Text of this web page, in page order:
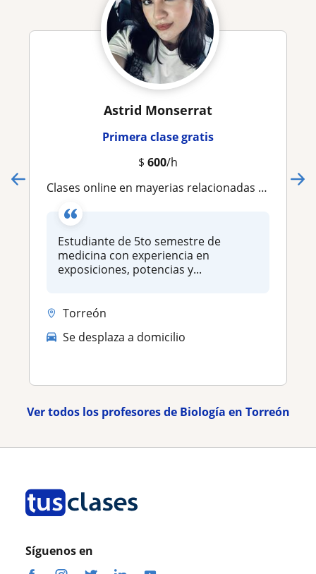
Astrid Monserrat
Primera clase gratis
$ 600/h
Clases online en mayerias relacionadas a la ciencias de la salud
Estudiante de 5to semestre de
medicina con experiencia en
exposiciones, potencias y...
Torreón
Se desplaza a domicilio
Ver todos los profesores de Biología en Torreón
Síguenos en